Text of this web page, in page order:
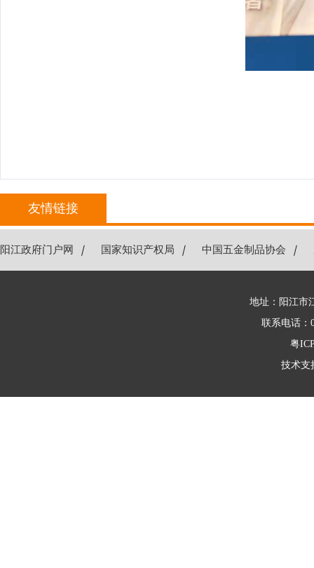
友情链接
阳江政府门户网 ｜ 国家知识产权局 ｜ 中国五金制品协会 ｜
地址：阳江市
联系电话：
粤
技术支